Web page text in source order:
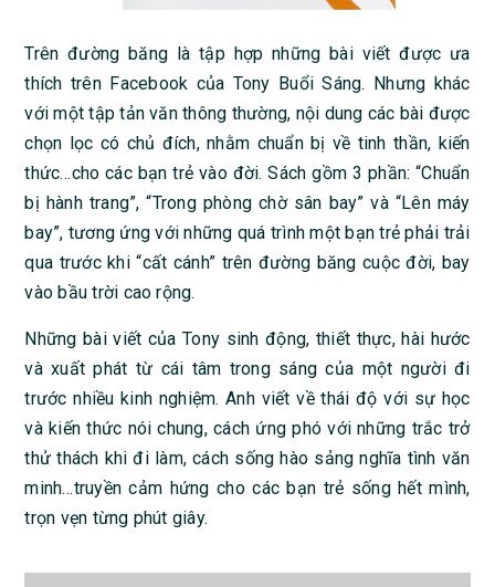
Trên đường băng là tập hợp những bài viết được ưa
thích trên Facebook của Tony Buổi Sáng. Nhưng khác
với một tập tản văn thông thường, nội dung các bài được
chọn lọc có chủ đích, nhằm chuẩn bị về tinh thần, kiến
thức…cho các bạn trẻ vào đời. Sách gồm 3 phần: “Chuẩn
bị hành trang”, “Trong phòng chờ sân bay” và “Lên máy
bay”, tương ứng với những quá trình một bạn trẻ phải trải
qua trước khi “cất cánh” trên đường băng cuộc đời, bay
vào bầu trời cao rộng.
Những bài viết của Tony sinh động, thiết thực, hài hước
và xuất phát từ cái tâm trong sáng của một người đi
trước nhiều kinh nghiệm. Anh viết về thái độ với sự học
và kiến thức nói chung, cách ứng phó với những trắc trở
thử thách khi đi làm, cách sống hào sảng nghĩa tình văn
minh…truyền cảm hứng cho các bạn trẻ sống hết mình,
trọn vẹn từng phút giây.